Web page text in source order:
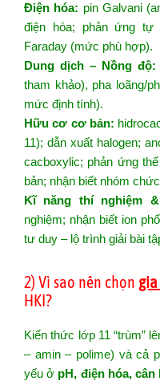
Điện hóa: pin Galvani
điện hóa; phản ứng tự
Faraday (mức phù hợp).
Dung dịch – Nồng độ:
tham khảo), pha loãng/
mức định tính).
Hữu cơ cơ bản:
11); dẫn xuất halogen;
cacboxylic; phản ứng
bản; nhận biết nhóm
Kĩ năng thí nghiệm
nghiệm; nhận biết ion
tư duy – lộ trình giải bài
2) Vì sao nên chọn
HKI?
Kiến thức lớp 11 “trùm”
– amin – polime) và cả
yếu ở pH, điện hóa, cân